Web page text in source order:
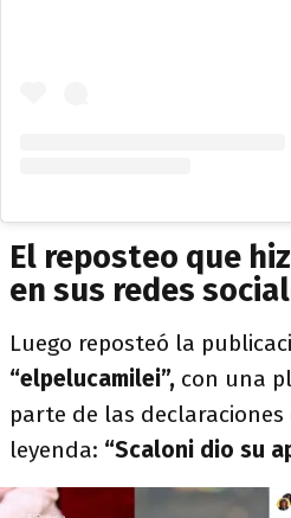
El reposteo que
en sus redes
Luego reposteó la
“elpelucamilei”, con una
parte de las
leyenda: “Scaloni dio su